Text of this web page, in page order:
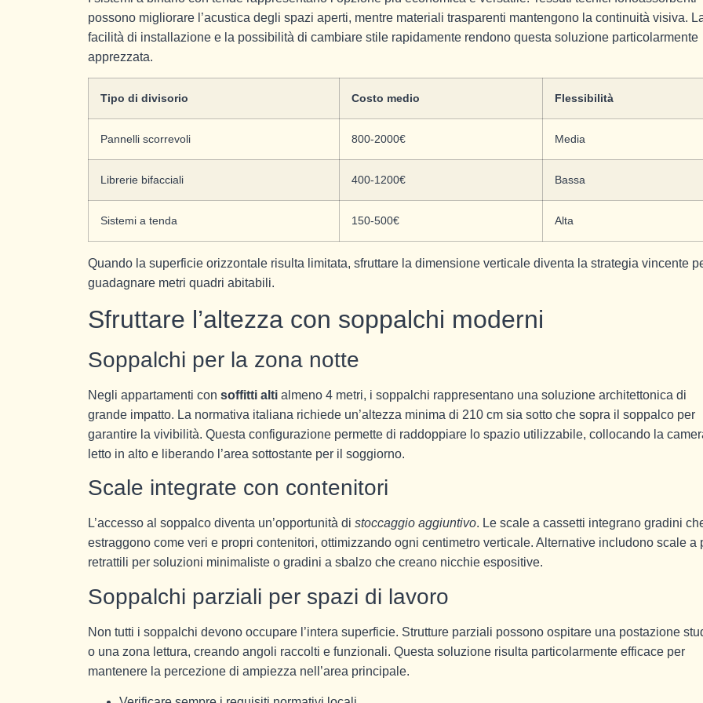
possono migliorare l’acustica degli spazi aperti, mentre materiali trasparenti mantengono la continuità visiva.
facilità di installazione e la possibilità di cambiare stile rapidamente rendono questa soluzione particolarmente
apprezzata.
Tipo di divisorio Costo medio Flessibilità
Pannelli scorrevoli 800-2000€ Media
Librerie bifacciali 400-1200€ Bassa
Sistemi a tenda 150-500€ Alta
Quando la superficie orizzontale risulta limitata, sfruttare la dimensione verticale diventa la strategia vincente
guadagnare metri quadri abitabili.
Sfruttare l’altezza con soppalchi moderni
Soppalchi per la zona notte
Negli appartamenti con soffitti alti almeno 4 metri, i soppalchi rappresentano una soluzione architettonica di
grande impatto. La normativa italiana richiede un’altezza minima di 210 cm sia sotto che sopra il soppalco per
garantire la vivibilità. Questa configurazione permette di raddoppiare lo spazio utilizzabile, collocando la
letto in alto e liberando l’area sottostante per il soggiorno.
Scale integrate con contenitori
L’accesso al soppalco diventa un’opportunità di stoccaggio aggiuntivo. Le scale a cassetti integrano gradini
estraggono come veri e propri contenitori, ottimizzando ogni centimetro verticale. Alternative includono scale a
retrattili per soluzioni minimaliste o gradini a sbalzo che creano nicchie espositive.
Soppalchi parziali per spazi di lavoro
Non tutti i soppalchi devono occupare l’intera superficie. Strutture parziali possono ospitare una postazione
o una zona lettura, creando angoli raccolti e funzionali. Questa soluzione risulta particolarmente efficace per
mantenere la percezione di ampiezza nell’area principale.